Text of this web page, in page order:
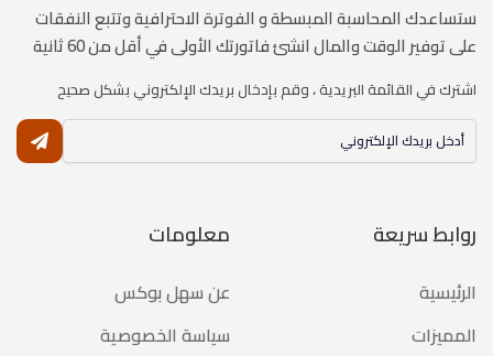
ستساعدك المحاسبة المبسطة و الفوترة الاحترافية وتتبع النفقات
على توفير الوقت والمال انشئ فاتورتك الأولى في أقل من 60 ثانية
اشترك في القائمة البريدية ، وقم بإدخال بريدك الإلكتروني بشكل صحيح
روابط سريعة
الرئيسية
المميزات
معلومات
عن سهل بوكس
سياسة الخصوصية